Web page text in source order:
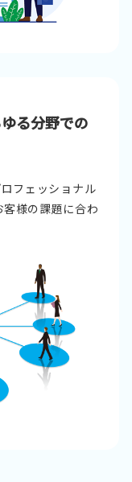
る分野での
フェッショナル
様の課題に合わ